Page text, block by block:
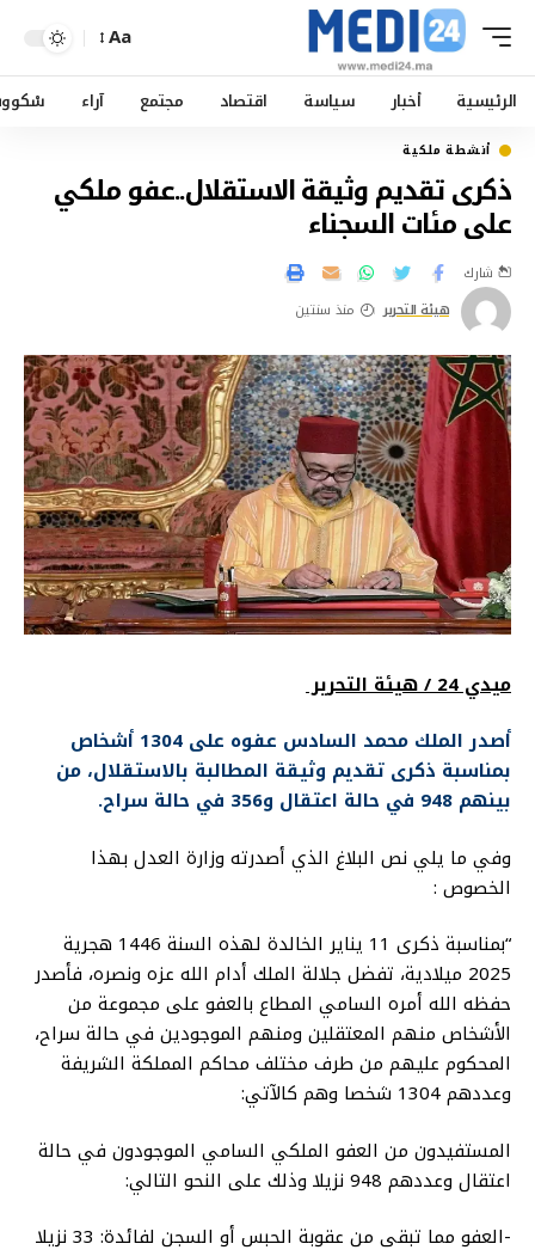
Aa
الرئيسية أخبار سياسة اقتصاد مجتمع آراء
أنشطة ملكية
ذكرى تقديم وثيقة الاستقلال..عفو ملكي
على مئات السجناء
هيئة التحرير منذ سنتين
شارك
ميدي 24 / هيئة التحرير
أصدر الملك محمد السادس عفوه على 1304 أشخاص
بمناسبة ذكرى تقديم وثيقة المطالبة بالاستقلال، من
بينهم 948 في حالة اعتقال و356 في حالة سراح.
وفي ما يلي نص البلاغ الذي أصدرته وزارة العدل بهذا
الخصوص :
“بمناسبة ذكرى 11 يناير الخالدة لهذه السنة 1446 هجرية
2025 ميلادية، تفضل جلالة الملك أدام الله عزه ونصره، فأصدر
حفظه الله أمره السامي المطاع بالعفو على مجموعة من
الأشخاص منهم المعتقلين ومنهم الموجودين في حالة سراح،
المحكوم عليهم من طرف مختلف محاكم المملكة الشريفة
وعددهم 1304 شخصا وهم كالآتي:
المستفيدون من العفو الملكي السامي الموجودون في حالة
اعتقال وعددهم 948 نزيلا وذلك على النحو التالي:
-العفو مما تبقى من عقوبة الحبس أو السجن لفائدة: 33 نزيلا